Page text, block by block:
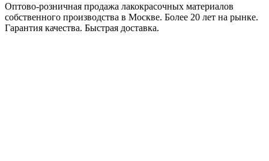
Оптово-розничная продажа лакокрасочных материалов
собственного производства в Москве. Более 20 лет на рынке.
Гарантия качества. Быстрая доставка.